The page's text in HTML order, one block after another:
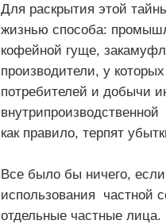
Для раскрытия этой
жизнью способа:
кофейной гуще,
производители, у
потребителей и добычи
как правило, терпят
Все было бы ничего,
использования частной
отдельные частные